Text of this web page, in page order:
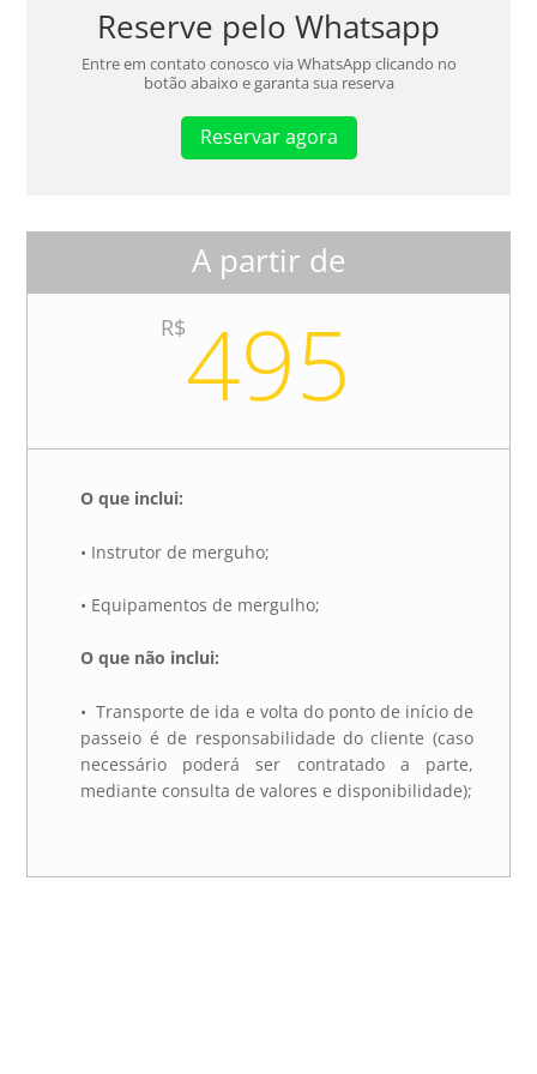
Reserve pelo Whatsapp
Entre em contato conosco via WhatsApp clicando no
botão abaixo e garanta sua reserva
Reservar agora
A partir de
R$495
O que inclui:
• Instrutor de merguho;
• Equipamentos de mergulho;
O que não inclui:
•Transporte de ida e volta do ponto de início de
passeio é de responsabilidade do cliente (caso
necessário poderá ser contratado a parte,
mediante consulta de valores e disponibilidade);